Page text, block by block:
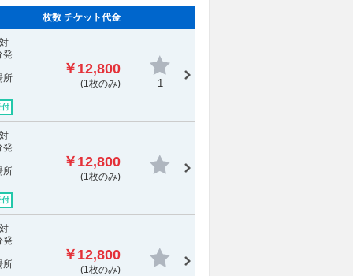
枚数 チケット代金
発
所
付
￥12,800
(1枚のみ) 1
発
所
付
￥12,800
(1枚のみ)
発
所
￥12,800
(1枚のみ)